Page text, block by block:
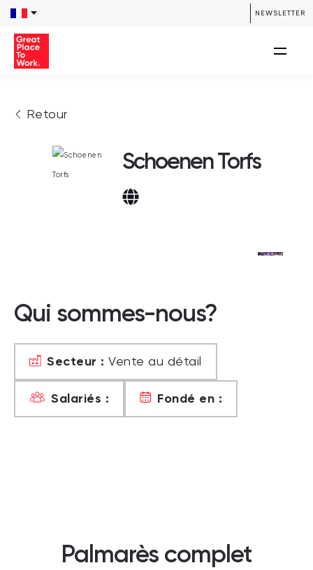
NEWSLETTER
Retour
Schoenen Torfs
Qui sommes-nous?
Secteur : Vente au détail
Salariés : Fondé en :
Palmarès complet